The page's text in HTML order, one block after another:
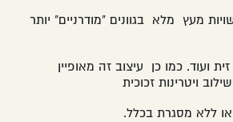
מעץ מלא בגוונים "מודרניים" יותר
ועוד. כמו כן עיצוב זה מאופיין
ויטרינות זכוכית
או ללא מסגרת בכלל.